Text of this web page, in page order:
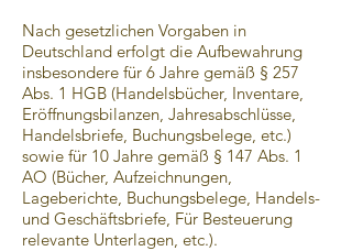
Nach gesetzlichen Vorgaben in
Deutschland erfolgt die Aufbewahrung
insbesondere für 6 Jahre gemäß § 257
Abs. 1 HGB (Handelsbücher, Inventare,
Eröffnungsbilanzen, Jahresabschlüsse,
Handelsbriefe, Buchungsbelege, etc.)
sowie für 10 Jahre gemäß § 147 Abs. 1
AO (Bücher, Aufzeichnungen,
Lageberichte, Buchungsbelege, Handels-
und Geschäftsbriefe, Für Besteuerung
relevante Unterlagen, etc.).